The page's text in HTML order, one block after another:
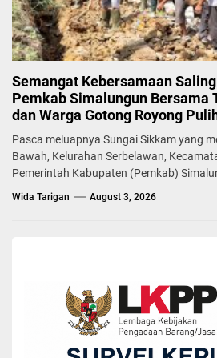
Semangat Kebersamaan
Pemkab Simalungun Bersama
dan Warga Gotong Royong
Pasca meluapnya Sungai Sikkam yang
Bawah, Kelurahan Serbelawan,
Pemerintah Kabupaten (Pemkab)
Wida Tarigan August 3, 2026
Dalam Rangka Perlindungan Saksi
Tindak Pidana: Pemkab Simalungun
Tandatangani Nota Kesepakatan
dengan LPSK
Wida Tarigan December 10, 2025